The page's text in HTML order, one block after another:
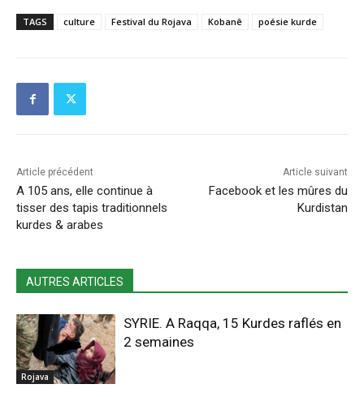
TAGS culture Festival du Rojava Kobanê poésie kurde
Article précédent
A 105 ans, elle continue à
tisser des tapis traditionnels
kurdes & arabes
Article suivant
Facebook et les mûres du
Kurdistan
AUTRES ARTICLES
Rojava
SYRIE. A Raqqa, 15 Kurdes raflés en
2 semaines